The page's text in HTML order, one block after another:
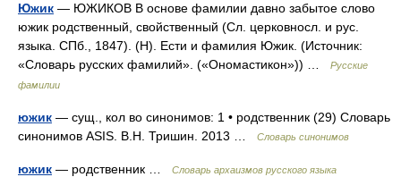
Южик — ЮЖИКОВ В основе фамилии давно забытое слово
южик родственный, свойственный (Сл. церковносл. и рус.
языка. СПб., 1847). (Н). Ести и фамилия Южик. (Источник:
«Словарь русских фамилий». («Ономастикон»)) …
Русские
фамилии
южик — сущ., кол во синонимов: 1 • родственник (29) Словарь
синонимов ASIS. В.Н. Тришин. 2013 …
Словарь синонимов
южик — родственник … Cловарь архаизмов русского языка